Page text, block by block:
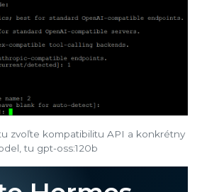
zvoľte kompatibilitu API a konkrétny
tu gpt-oss:120b